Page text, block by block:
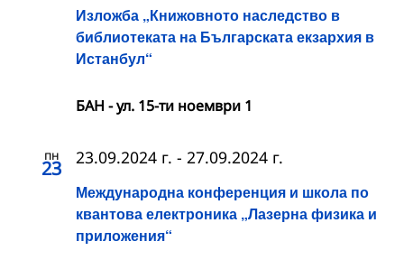
Изложба „Книжовното наследство в
библиотеката на Българската екзархия в
Истанбул“
БАН - ул. 15-ти ноември 1
пн
23
Международна конференция и школа по
квантова електроника „Лазерна физика и
приложения“
23.09.2024 г. - 27.09.2024 г.